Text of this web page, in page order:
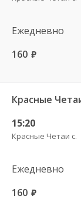
Ежедневно
160 руб.
15:20
Красные Четаи с.
Ежедневно
160 руб.